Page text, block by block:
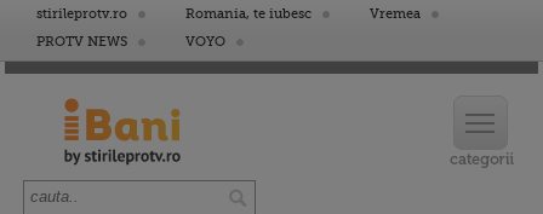
stirileprotv.ro Romania, te iubesc
Vremea
PROTV NEWS
VOYO